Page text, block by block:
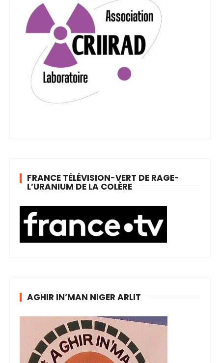
FRANCE TÉLÉVISION-VERT DE RAGE-
L’URANIUM DE LA COLÈRE
AGHIR IN’MAN NIGER ARLIT